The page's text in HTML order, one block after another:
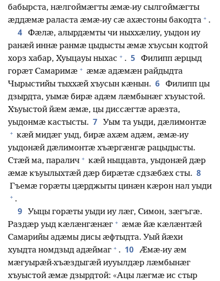
бабырста, нӕлгоймӕгты ӕмӕ-иу сылгоймӕгты
ӕддӕмӕ раласта ӕмӕ-иу сӕ ахӕстоны бакодта + .
4
Фӕлӕ, алырдӕмты чи ныххӕлиу, уыдон иу
ранӕй иннӕ ранмӕ цыдысты ӕмӕ хъусын кодтой
хорз хабар, Хуыцауы ныхас + . 5
Филипп ӕрцыд
горӕт Самаримӕ + ӕмӕ адӕмӕн райдыдта
Чырыстийы тыххӕй хъусын кӕнын. 6
Филипп цы
дзырдта, уымӕ бирӕ адӕм лӕмбынӕг хъуыстой.
Хъуыстой йӕм ӕмӕ, цы диссӕгтӕ арӕзта,
уыдонмӕ кастысты. 7 Уым та уыди, дӕлимонтӕ
+ кӕй мидӕг уыд, бирӕ ахӕм адӕм, ӕмӕ-иу
уыдонӕй дӕлимонтӕ хъӕргӕнгӕ рацыдысты.
Стӕй ма, паралич + кӕй ныццавта, уыдонӕй дӕр
ӕмӕ къуылыхтӕй дӕр бирӕтӕ сдзӕбӕх сты. 8
Гъемӕ горӕты цӕрджыты цинӕн кӕрон нал уыди
+ .
9
Уыцы горӕты уыди иу лӕг, Симон, зӕгъгӕ.
Раздӕр уыд кӕлӕнгӕнӕг + ӕмӕ йӕ кӕлӕнтӕй
Самарийы адӕмы дисы ӕфтыдта. Уый йӕхи
хуыдта номдзыд адӕймаг + . 10
Ӕмӕ-иу ӕм
мӕгуырӕй-хъӕздыгӕй иууылдӕр лӕмбынӕг
хъуыстой ӕмӕ дзырдтой: «Ацы лӕгмӕ ис стыр